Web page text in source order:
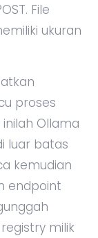
File
ukuran
proses
Ollama
luar batas
kemudian
endpoint
milik